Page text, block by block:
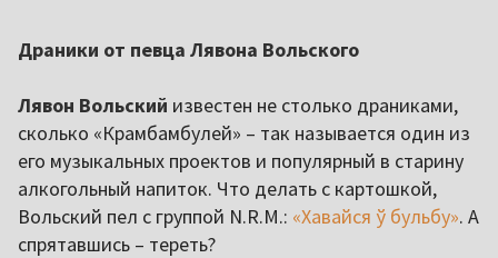
Драники от певца Лявона Вольского
Лявон Вольский известен не столько драниками,
сколько «Крамбамбулей» – так называется один из
его музыкальных проектов и популярный в старину
алкогольный напиток. Что делать с картошкой,
Вольский пел с группой N.R.M.: «Хавайся ў бульбу». А
спрятавшись – тереть?